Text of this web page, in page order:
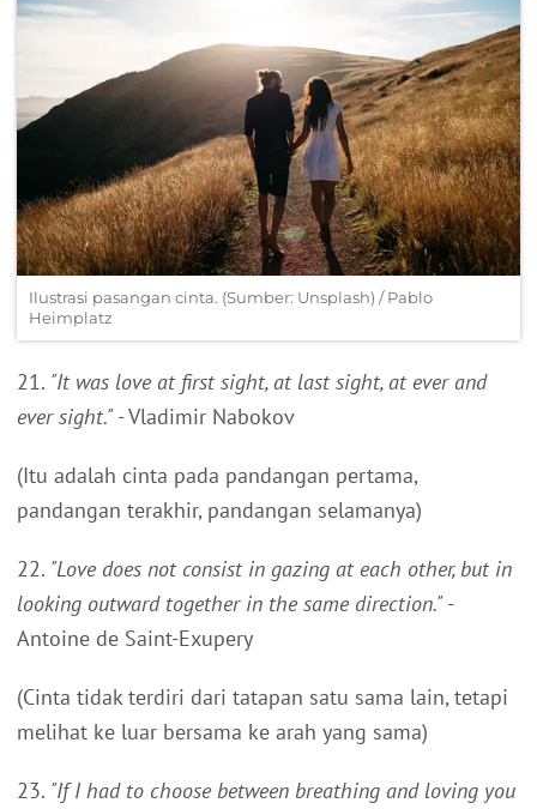
Ilustrasi pasangan cinta. (Sumber: Unsplash) / Pablo
Heimplatz
21. "It was love at first sight, at last sight, at ever and
ever sight."- Vladimir Nabokov
(Itu adalah cinta pada pandangan pertama,
pandangan terakhir, pandangan selamanya)
22. "Love does not consist in gazing at each other, but in
looking outward together in the same direction."-
Antoine de Saint-Exupery
(Cinta tidak terdiri dari tatapan satu sama lain, tetapi
melihat ke luar bersama ke arah yang sama)
23. "If I had to choose between breathing and loving you